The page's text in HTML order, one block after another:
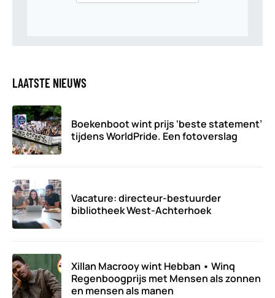
LAATSTE NIEUWS
Boekenboot wint prijs ‘beste statement’
tijdens WorldPride. Een fotoverslag
Vacature: directeur-bestuurder
bibliotheek West-Achterhoek
Xillan Macrooy wint Hebban • Winq
Regenboogprijs met Mensen als zonnen
en mensen als manen